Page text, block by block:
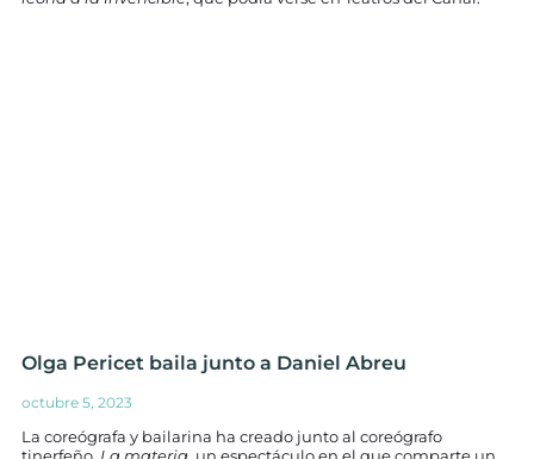
Olga Pericet baila junto a Daniel Abreu
octubre 5, 2023
La coreógrafa y bailarina ha creado junto al coreógrafo